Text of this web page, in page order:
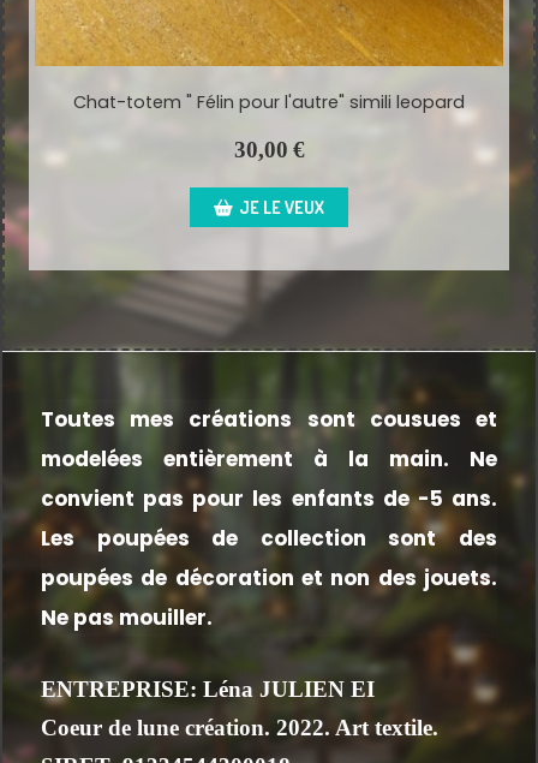
Chat-totem " Félin pour l'autre" simili leopard
30,00 €
JE LE VEUX
Toutes mes créations sont cousues et
modelées entièrement à la main. Ne
convient pas pour les enfants de -5 ans.
Les poupées de collection sont des
poupées de décoration et non des jouets.
Ne pas mouiller.
ENTREPRISE: Léna JULIEN EI
Coeur de lune création. 2022. Art textile.